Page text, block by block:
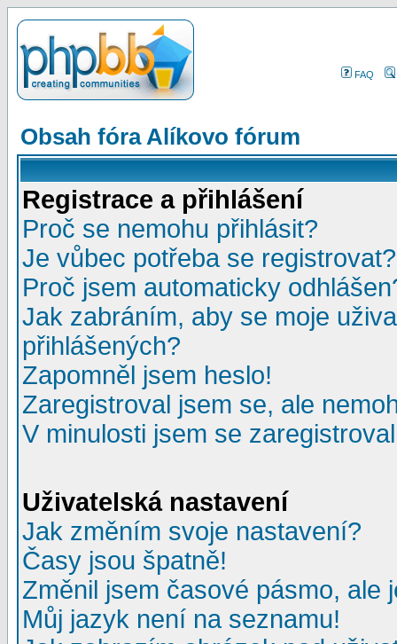
FAQ
Obsah fóra Alíkovo fórum
Registrace a přihlášení
Proč se nemohu přihlásit?
Je vůbec potřeba se registrovat?
Proč jsem automaticky
Jak zabráním, aby se moje
přihlášených?
Zapomněl jsem heslo!
Zaregistroval jsem se, ale
V minulosti jsem se
Uživatelská nastavení
Jak změním svoje nastavení?
Časy jsou špatně!
Změnil jsem časové pásmo, ale
Můj jazyk není na seznamu!